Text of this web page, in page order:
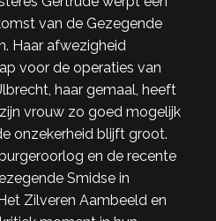
van de Gezegende
Haar afwezigheid
voor de operaties van
haar gemaal, heeft
vrouw zo goed mogelijk
onzekerheid blijft groot.
en de recente
Smidse in
Zilveren Aambeeld en